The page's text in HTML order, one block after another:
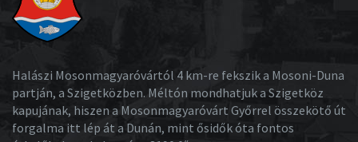
Halászi Mosonmagyaróvártól 4 km-re fekszik a Mosoni-Duna
partján, a Szigetközben. Méltón mondhatjuk a Szigetköz
kapujának, hiszen a Mosonmagyaróvárt Győrrel összekötő út
forgalma itt lép át a Dunán, mint ősidők óta fontos